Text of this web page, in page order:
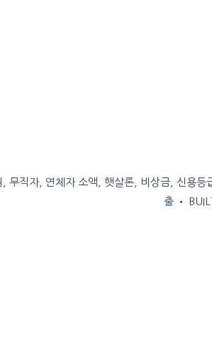
무직자, 연체자 소액, 햇살론, 비상금, 신용
출•